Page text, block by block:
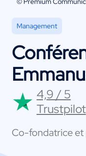
Management
4,9 / 5
Trustpilot
Co-fondatrice et